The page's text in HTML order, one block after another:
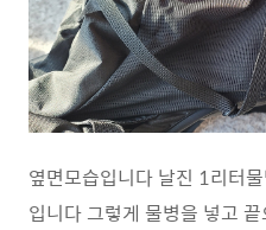
옆면모습입니다 날진 1리터
입니다 그렇게 물병을 넣고